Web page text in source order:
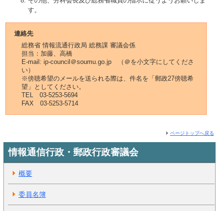
す。
連絡先
総務省 情報流通行政局 総務課 審議会係
担当：加藤、高橋
E-mail: ip-council＠soumu.go.jp （＠を小文字にしてくださ
い）
※傍聴希望のメールを送られる際は、件名を「郵政27傍聴希
望」としてください。
TEL 03-5253-5694
FAX 03-5253-5714
ページトップへ戻る
情報通信行政・郵政行政審議会
概要
委員名簿